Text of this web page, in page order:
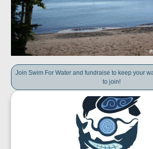
Join Swim For Water and fundraise to keep your
to join!